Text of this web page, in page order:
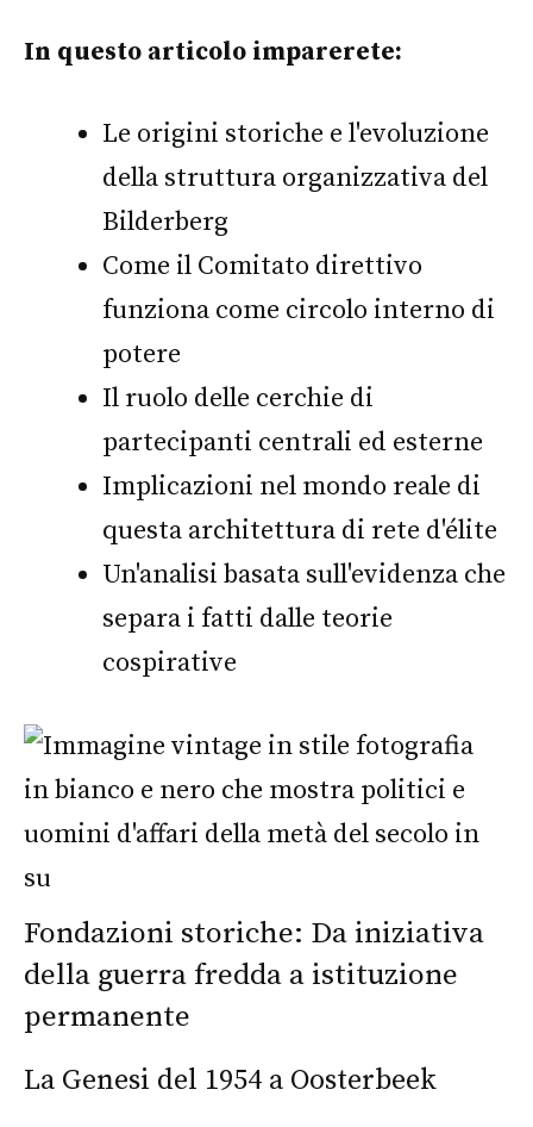
In questo articolo imparerete:
Le origini storiche e l'evoluzione
della struttura organizzativa del
Bilderberg
Come il Comitato direttivo
funziona come circolo interno di
potere
Il ruolo delle cerchie di
partecipanti centrali ed esterne
Implicazioni nel mondo reale di
questa architettura di rete d'élite
Un'analisi basata sull'evidenza che
separa i fatti dalle teorie
cospirative
Fondazioni storiche: Da iniziativa
della guerra fredda a istituzione
permanente
La Genesi del 1954 a Oosterbeek